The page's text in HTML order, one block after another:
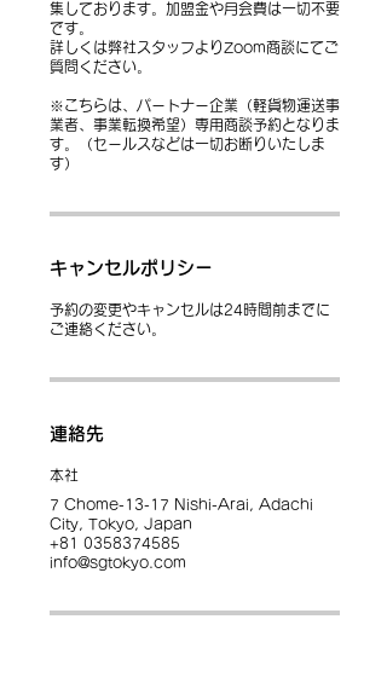
集しております。加盟金や月会費は一切不要
です。
詳しくは弊社スタッフよりZoom商談にてご
質問ください。
※こちらは、パートナー企業（軽貨物運送事
業者、事業転換希望）専用商談予約となりま
す。（セールスなどは一切お断りいたしま
す）
キャンセルポリシー
予約の変更やキャンセルは24時間前までに
ご連絡ください。
連絡先
本社
7 Chome-13-17 Nishi-Arai, Adachi
City, Tokyo, Japan
+81 0358374585
info@sgtokyo.com